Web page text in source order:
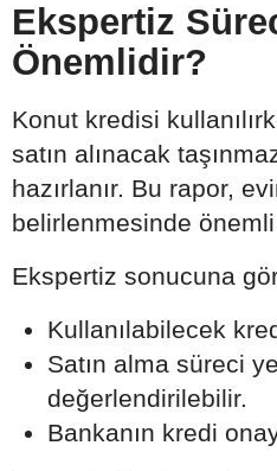
Ekspertiz
Önemlidir?
Konut kredisi
satın alınacak
hazırlanır. Bu rapor,
belirlenmesinde
Ekspertiz sonucuna
Kullanılabilecek
Satın alma süreci
değerlendirilebilir.
Bankanın kredi